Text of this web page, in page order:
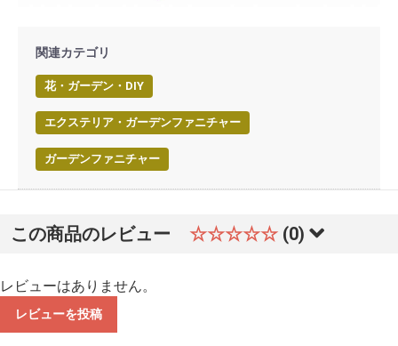
関連カテゴリ
花・ガーデン・DIY
エクステリア・ガーデンファニチャー
ガーデンファニチャー
この商品のレビュー ☆☆☆☆☆ (0)
レビューはありません。
レビューを投稿